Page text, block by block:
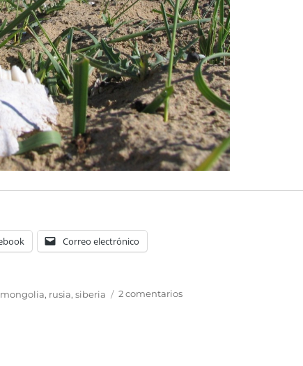
Correo electrónico
mongolia, rusia,siberia 2 comentarios